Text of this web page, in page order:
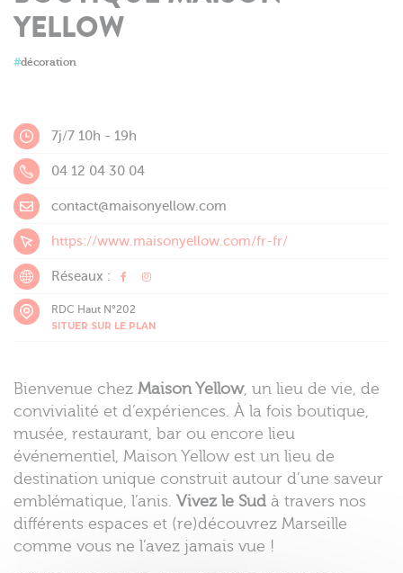
YELLOW
#décoration
7j/7 10h - 19h
04 12 04 30 04
contact@maisonyellow.com
https://www.maisonyellow.com/fr-fr/
Réseaux :
RDC Haut N°202
SITUER SUR LE PLAN
Bienvenue chez Maison Yellow, un lieu de vie, de
convivialité et d’expériences. À la fois boutique,
musée, restaurant, bar ou encore lieu
événementiel, Maison Yellow est un lieu de
destination unique construit autour d’une saveur
emblématique, l’anis. Vivez le Sud à travers nos
différents espaces et (re)découvrez Marseille
comme vous ne l’avez jamais vue !